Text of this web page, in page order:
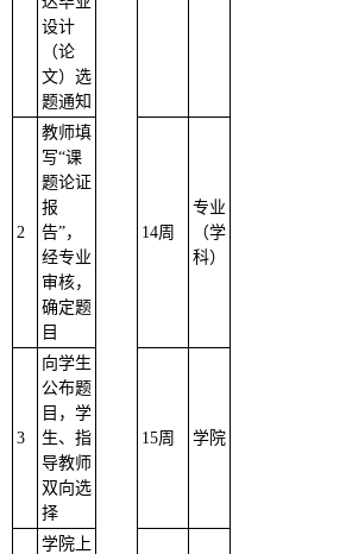
设计
（论
文）选
题通知
2
教师填
写“课
题论证
报
告”，
经专业
审核，
确定题
目
14周
专业
（学
科）
3
向学生
公布题
目，学
生、指
导教师
双向选
择
15周 学院
学院上